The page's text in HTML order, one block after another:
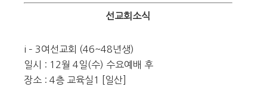
선교회소식
i – 3여선교회 (46~48년생)
일시 : 12월 4일(수) 수요예배 후
장소 : 4층 교육실1 [일산]